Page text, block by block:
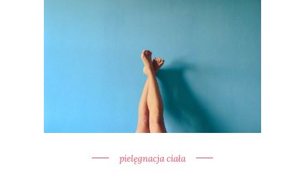
pielęgnacja ciała